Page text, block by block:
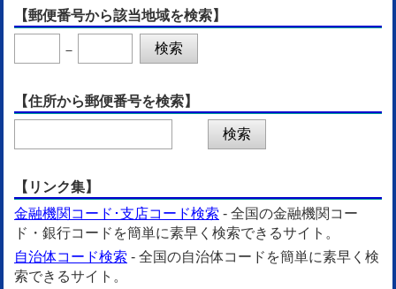
【郵便番号から該当地域を検索】
－
【住所から郵便番号を検索】
【リンク集】
金融機関コード･支店コード検索 - 全国の金融機関コー
ド・銀行コードを簡単に素早く検索できるサイト。
自治体コード検索 - 全国の自治体コードを簡単に素早く検
索できるサイト。